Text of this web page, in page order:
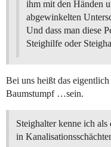
ihm mit den Händen
abgewinkelten
Und dass man diese
Steighilfe oder
Bei uns heißt das
Baumstumpf …sein.
Steighalter kenne ich
in